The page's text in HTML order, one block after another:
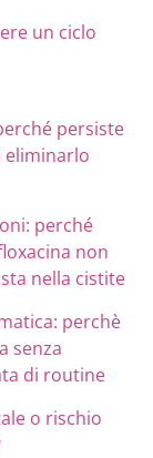
un ciclo
persiste
eliminarlo
perché
non
nella cistite
perchè
senza
di routine
o rischio